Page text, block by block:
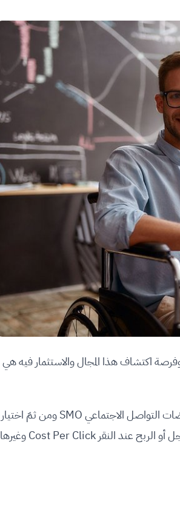
اكتشاف هذا المجال والاستثمار فيه هي
يمكنك معرفة المزيد عن مجال تحسين محرّكات البحث SEO وتحسين منصّات التواصل الاجتماعي SMO ومن ثمّ اختيار
الوسيلة والقناة المناسبة لك والبدء بالربح المادّي منها من خلال إعلانات جوجل أو الربح عند النقر Cost Per Click وغيرها